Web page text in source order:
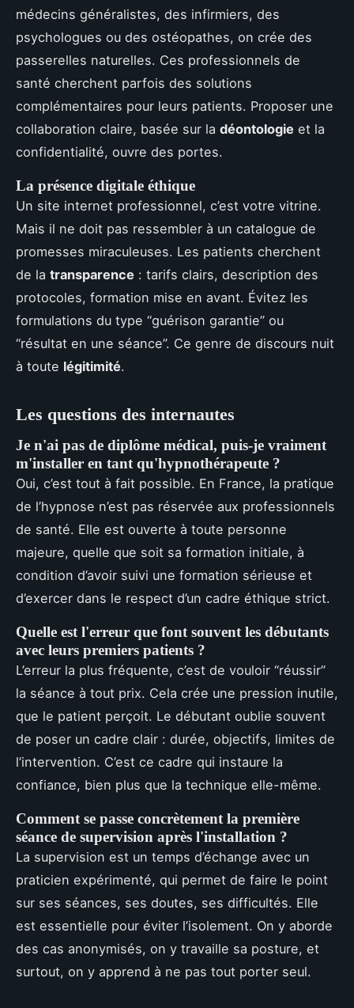
médecins généralistes, des infirmiers, des
psychologues ou des ostéopathes, on crée des
passerelles naturelles. Ces professionnels de
santé cherchent parfois des solutions
complémentaires pour leurs patients. Proposer une
collaboration claire, basée sur la déontologie et la
confidentialité, ouvre des portes.
La présence digitale éthique
Un site internet professionnel, c’est votre vitrine.
Mais il ne doit pas ressembler à un catalogue de
promesses miraculeuses. Les patients cherchent
de la transparence : tarifs clairs, description des
protocoles, formation mise en avant. Évitez les
formulations du type “guérison garantie” ou
“résultat en une séance”. Ce genre de discours nuit
à toute légitimité.
Les questions des internautes
Je n'ai pas de diplôme médical, puis-je vraiment
m'installer en tant qu'hypnothérapeute ?
Oui, c’est tout à fait possible. En France, la pratique
de l’hypnose n’est pas réservée aux professionnels
de santé. Elle est ouverte à toute personne
majeure, quelle que soit sa formation initiale, à
condition d’avoir suivi une formation sérieuse et
d’exercer dans le respect d’un cadre éthique strict.
Quelle est l'erreur que font souvent les débutants
avec leurs premiers patients ?
L’erreur la plus fréquente, c’est de vouloir “réussir”
la séance à tout prix. Cela crée une pression inutile,
que le patient perçoit. Le débutant oublie souvent
de poser un cadre clair : durée, objectifs, limites de
l’intervention. C’est ce cadre qui instaure la
confiance, bien plus que la technique elle-même.
Comment se passe concrètement la première
séance de supervision après l'installation ?
La supervision est un temps d’échange avec un
praticien expérimenté, qui permet de faire le point
sur ses séances, ses doutes, ses difficultés. Elle
est essentielle pour éviter l’isolement. On y aborde
des cas anonymisés, on y travaille sa posture, et
surtout, on y apprend à ne pas tout porter seul.